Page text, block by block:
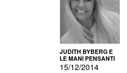
JUDITH BYBERG E
LE MANI PENSANTI
15/12/2014